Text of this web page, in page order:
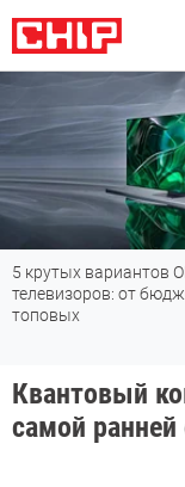
OLED-
до
Обзор
Квантовый
самой ранней